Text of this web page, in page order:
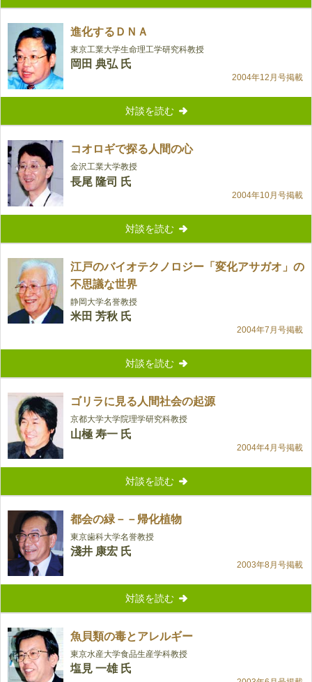
進化するＤＮＡ
東京工業大学生命理工学研究科教授
岡田 典弘 氏
2004年12月号掲載
対談を読む
コオロギで探る人間の心
金沢工業大学教授
長尾 隆司 氏
2004年10月号掲載
対談を読む
江戸のバイオテクノロジー「変化アサガオ」の
不思議な世界
静岡大学名誉教授
米田 芳秋 氏
2004年7月号掲載
対談を読む
ゴリラに見る人間社会の起源
京都大学大学院理学研究科教授
山極 寿一 氏
2004年4月号掲載
対談を読む
都会の緑－－帰化植物
東京歯科大学名誉教授
淺井 康宏 氏
2003年8月号掲載
対談を読む
魚貝類の毒とアレルギー
東京水産大学食品生産学科教授
塩見 一雄 氏